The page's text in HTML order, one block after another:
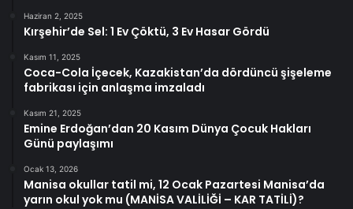
Haziran 2, 2025
Kırşehir’de Sel: 1 Ev Çöktü, 3 Ev Hasar Gördü
Kasım 11, 2025
Coca-Cola İçecek, Kazakistan’da dördüncü şişeleme
fabrikası için anlaşma imzaladı
Kasım 21, 2025
Emine Erdoğan’dan 20 Kasım Dünya Çocuk Hakları
Günü paylaşımı
Ocak 13, 2026
Manisa okullar tatil mi, 12 Ocak Pazartesi Manisa’da
yarın okul yok mu (MANİSA VALİLİĞİ – KAR TATİLİ)?